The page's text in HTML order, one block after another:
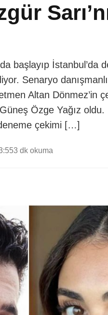
başlayıp İstanbul’da
Senaryo
Altan Dönmez’in
Özge Yağız
çekimi […]
3 dk okuma